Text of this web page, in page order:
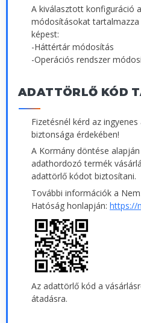
A kiválasztott konfiguráció
módosításokat
képest:
-Háttértár módosítás
-Operációs rendszer
ADATTÖRLŐ KÓD
Fizetésnél kérd az
biztonsága érdekében!
A Kormány döntése
adathordozó termék
adattörlő kódot biztosítani.
További információk a
Hatóság honlapján: https://
Az adattörlő kód a
átadásra.